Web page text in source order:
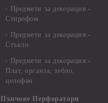
Предмети за декорация -
Стирофом
Предмети за декорация -
Стъкло
Предмети за декорация -
Плат, органза, зебло,
целофан
Пънчове Перфоратори